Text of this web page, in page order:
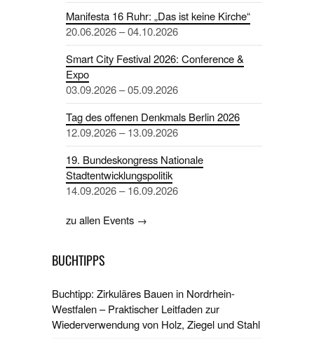
Manifesta 16 Ruhr: „Das ist keine Kirche“
20.06.2026 – 04.10.2026
Smart City Festival 2026: Conference &
Expo
03.09.2026 – 05.09.2026
Tag des offenen Denkmals Berlin 2026
12.09.2026 – 13.09.2026
19. Bundeskongress Nationale
Stadtentwicklungspolitik
14.09.2026 – 16.09.2026
zu allen Events →
BUCHTIPPS
Buchtipp: Zirkuläres Bauen in Nordrhein-
Westfalen – Praktischer Leitfaden zur
Wiederverwendung von Holz, Ziegel und Stahl